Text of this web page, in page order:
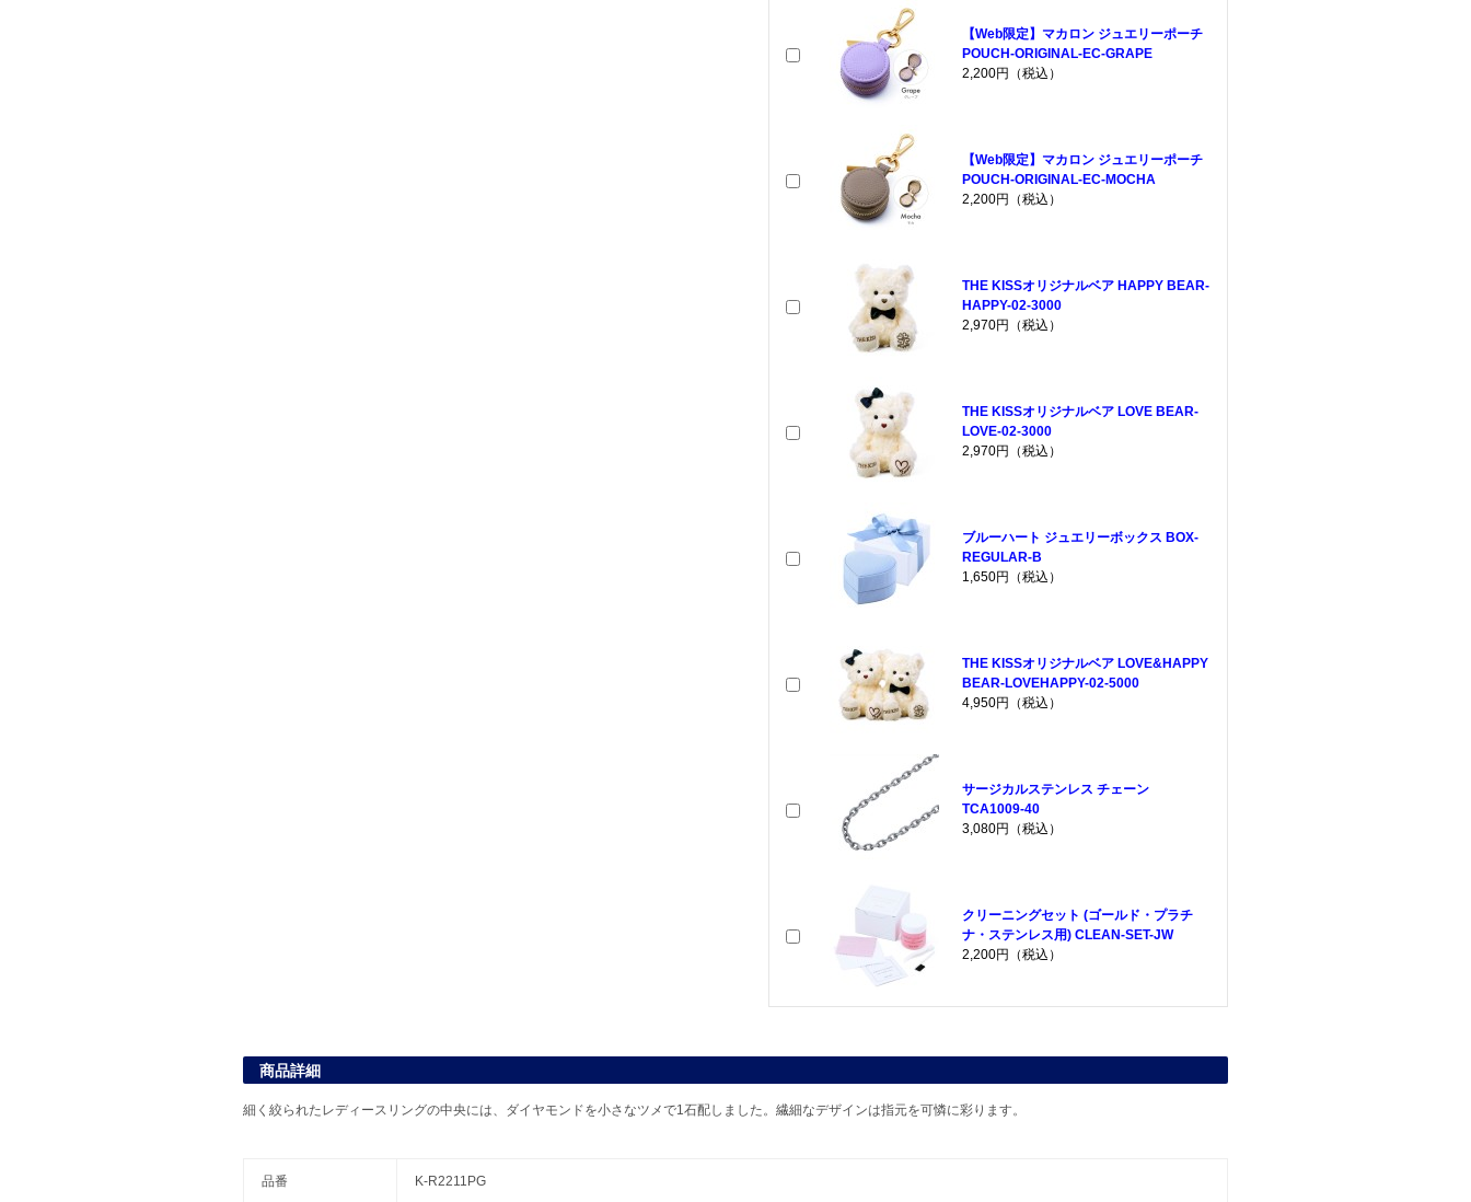
【Web限定】マカロン ジュエリーポーチ
POUCH-ORIGINAL-EC-GRAPE
2,200円（税込）
【Web限定】マカロン ジュエリーポーチ
POUCH-ORIGINAL-EC-MOCHA
2,200円（税込）
THE KISSオリジナルベア HAPPY BEAR-
HAPPY-02-3000
2,970円（税込）
THE KISSオリジナルベア LOVE BEAR-
LOVE-02-3000
2,970円（税込）
ブルーハート ジュエリーボックス BOX-
REGULAR-B
1,650円（税込）
THE KISSオリジナルベア LOVE&HAPPY
BEAR-LOVEHAPPY-02-5000
4,950円（税込）
サージカルステンレス チェーン
TCA1009-40
3,080円（税込）
クリーニングセット (ゴールド・プラチ
ナ・ステンレス用) CLEAN-SET-JW
2,200円（税込）
商品詳細
細く絞られたレディースリングの中央には、ダイヤモンドを小さなツメで1石配しました。繊細なデザインは指元を可憐に彩ります。
品番 K-R2211PG